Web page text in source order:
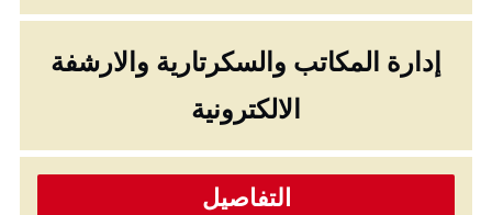
إدارة المكاتب والسكرتارية والارشفة
الالكترونية
التفاصيل